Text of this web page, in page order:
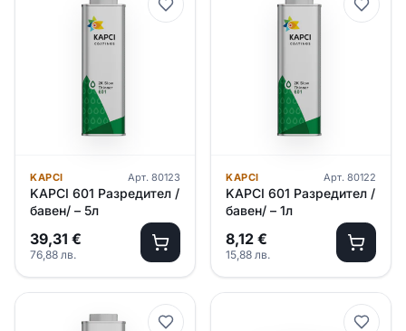
KAPCI Арт. 80123
KAPCI 601 Разредител /
бавен/ – 5л
39,31 €
76,88 лв.
KAPCI Арт. 80122
KAPCI 601 Разредител /
бавен/ – 1л
8,12 €
15,88 лв.